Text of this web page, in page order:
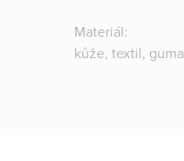
Materiál:
kůže, textil, guma